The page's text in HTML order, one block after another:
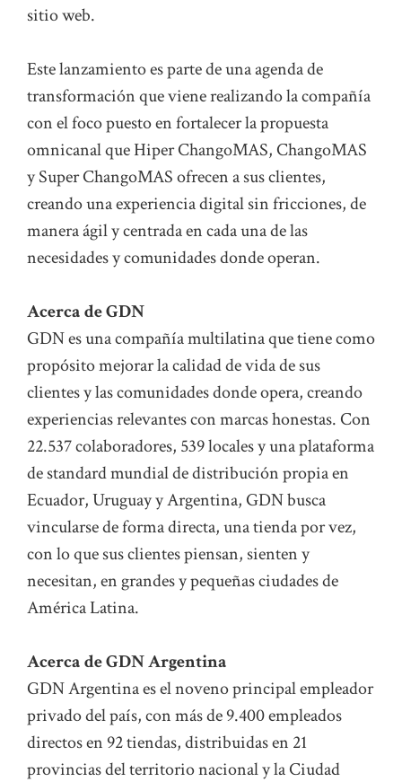
sitio web.
Este lanzamiento es parte de una agenda de
transformación que viene realizando la compañía
con el foco puesto en fortalecer la propuesta
omnicanal que Hiper ChangoMAS, ChangoMAS
y Super ChangoMAS ofrecen a sus clientes,
creando una experiencia digital sin fricciones, de
manera ágil y centrada en cada una de las
necesidades y comunidades donde operan.
Acerca de GDN
GDN es una compañía multilatina que tiene como
propósito mejorar la calidad de vida de sus
clientes y las comunidades donde opera, creando
experiencias relevantes con marcas honestas. Con
22.537 colaboradores, 539 locales y una plataforma
de standard mundial de distribución propia en
Ecuador, Uruguay y Argentina, GDN busca
vincularse de forma directa, una tienda por vez,
con lo que sus clientes piensan, sienten y
necesitan, en grandes y pequeñas ciudades de
América Latina.
Acerca de GDN Argentina
GDN Argentina es el noveno principal empleador
privado del país, con más de 9.400 empleados
directos en 92 tiendas, distribuidas en 21
provincias del territorio nacional y la Ciudad